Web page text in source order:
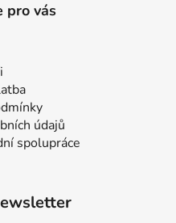
pro vás
údajů
spolupráce